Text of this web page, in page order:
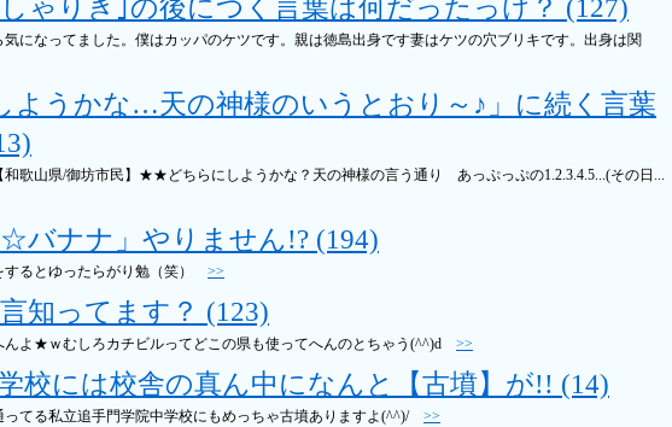
しゃりき｣の後につく言葉は何だったっけ？ (127)
気になってました。僕はカッパのケツです。親は徳島出身です妻はケツの穴ブリキです。出身は関
ようかな…天の神様のいうとおり～♪」に続く言葉
歌山県/御坊市民】★★どちらにしようかな？天の神様の言う通り あっぷっぷの1.2.3.4.5...(その日...
☆バナナ」やりません!? (194)
するとゆったらがり勉（笑） >>
知ってます？ (123)
んよ★ｗむしろカチビルってどこの県も使ってへんのとちゃう(^^)d >>
校には校舎の真ん中になんと【古墳】が!! (14)
ってる私立追手門学院中学校にもめっちゃ古墳ありますよ(^^)/ >>